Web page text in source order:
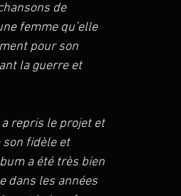
de
femme qu’elle
pour son
la guerre et
repris le projet et
son fidèle et
a été très bien
dans les années